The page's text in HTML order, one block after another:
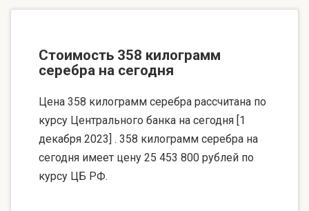
Стоимость 358 килограмм
серебра на сегодня
Цена 358 килограмм серебра рассчитана по
курсу Центрального банка на сегодня [1
декабря 2023] . 358 килограмм серебра на
сегодня имеет цену 25 453 800 рублей по
курсу ЦБ РФ.